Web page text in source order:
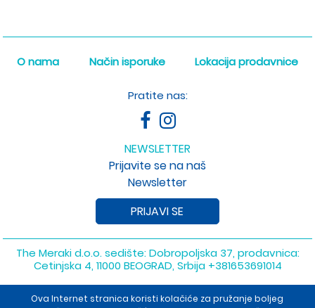
Ova Internet stranica koristi kolačiće za pružanje boljeg
O nama Način isporuke Lokacija prodavnice
Pratite nas:
NEWSLETTER
Prijavite se na naš
Newsletter
PRIJAVI SE
The Meraki d.o.o. sedište: Dobropoljska 37, prodavnica:
Cetinjska 4, 11000 BEOGRAD, Srbija +381653691014
byshopen.com